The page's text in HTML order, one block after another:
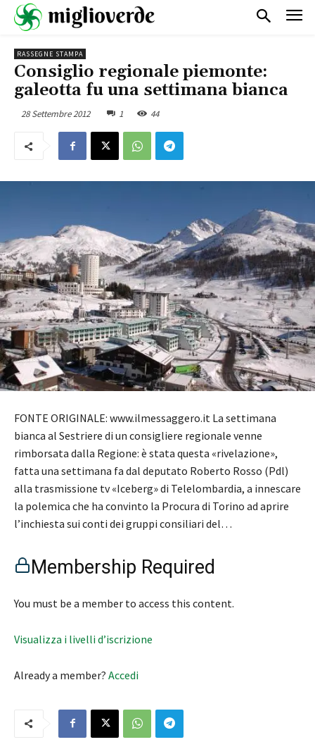
RASSEGNE STAMPA
Consiglio regionale piemonte:
galeotta fu una settimana bianca
28 Settembre 2012 1 44
FONTE ORIGINALE: www.ilmessaggero.it La settimana
bianca al Sestriere di un consigliere regionale venne
rimborsata dalla Regione: è stata questa «rivelazione»,
fatta una settimana fa dal deputato Roberto Rosso (Pdl)
alla trasmissione tv «Iceberg» di Telelombardia, a innescare
la polemica che ha convinto la Procura di Torino ad aprire
l’inchiesta sui conti dei gruppi consiliari del…
Membership Required
You must be a member to access this content.
Visualizza i livelli d’iscrizione
Already a member? Accedi